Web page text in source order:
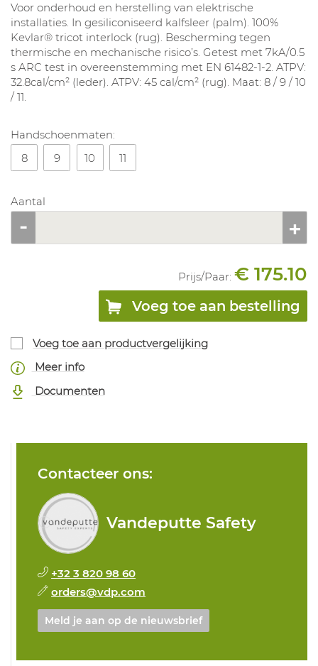
Voor onderhoud en herstelling van elektrische
installaties. In gesiliconiseerd kalfsleer (palm). 100%
Kevlar® tricot interlock (rug). Bescherming tegen
thermische en mechanische risico’s. Getest met 7kA/0.5
s ARC test in overeenstemming met EN 61482-1-2. ATPV:
32.8cal/cm² (leder). ATPV: 45 cal/cm² (rug). Maat: 8 / 9 / 10
/ 11.
Handschoenmaten:
8
9 10 11
Aantal
Prijs/Paar: € 175.10
Voeg toe aan bestelling
Voeg toe aan productvergelijking
Meer info
Documenten
Contacteer ons:
Vandeputte Safety
+32 3 820 98 60
orders@vdp.com
Meld je aan op de nieuwsbrief